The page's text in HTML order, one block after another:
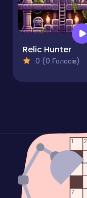
0 (0 Голосів)
Relic Hunter
0 (0 Голосів)